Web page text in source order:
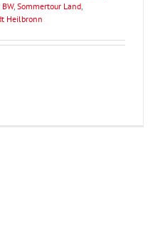
, Sommertour Land,
Heilbronn